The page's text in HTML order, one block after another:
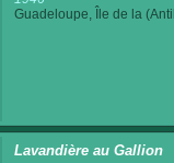
Guadeloupe, Île de la
Lavandière au Gallion